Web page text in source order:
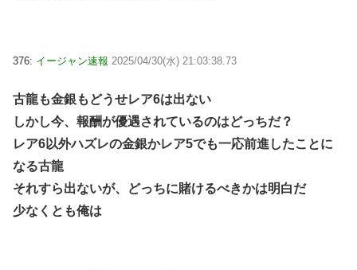
376: イージャン速報 2025/04/30(水) 21:03:38.73
古龍も金銀もどうせレア6は出ない
しかし今、報酬が優遇されているのはどっちだ？
レア6以外ハズレの金銀かレア5でも一応前進したことに
なる古龍
それすら出ないが、どっちに賭けるべきかは明白だ
少なくとも俺は